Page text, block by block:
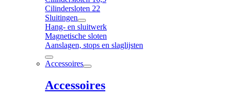
Cilindersloten 22
Sluitingen
Hang- en sluitwerk
Magnetische sloten
Aanslagen, stops en slaglijsten
Accessoires
Accessoires